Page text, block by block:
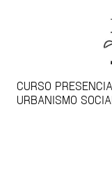
CURSO
URBANISMO